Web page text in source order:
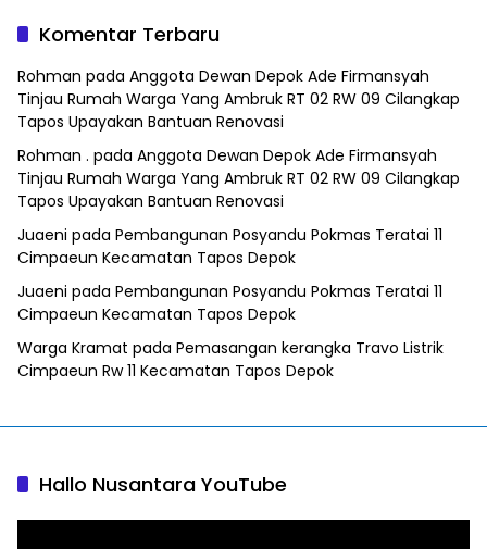
Komentar Terbaru
Rohman pada Anggota Dewan Depok Ade Firmansyah
Tinjau Rumah Warga Yang Ambruk RT 02 RW 09 Cilangkap
Tapos Upayakan Bantuan Renovasi
Rohman . pada Anggota Dewan Depok Ade Firmansyah
Tinjau Rumah Warga Yang Ambruk RT 02 RW 09 Cilangkap
Tapos Upayakan Bantuan Renovasi
Juaeni pada Pembangunan Posyandu Pokmas Teratai 11
Cimpaeun Kecamatan Tapos Depok
Juaeni pada Pembangunan Posyandu Pokmas Teratai 11
Cimpaeun Kecamatan Tapos Depok
Warga Kramat pada Pemasangan kerangka Travo Listrik
Cimpaeun Rw 11 Kecamatan Tapos Depok
Hallo Nusantara YouTube